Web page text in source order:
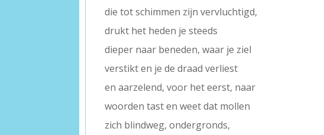
die tot schimmen zijn vervluchtigd,
drukt het heden je steeds
dieper naar beneden, waar je ziel
verstikt en je de draad verliest
en aarzelend, voor het eerst, naar
woorden tast en weet dat mollen
zich blindweg, ondergronds,